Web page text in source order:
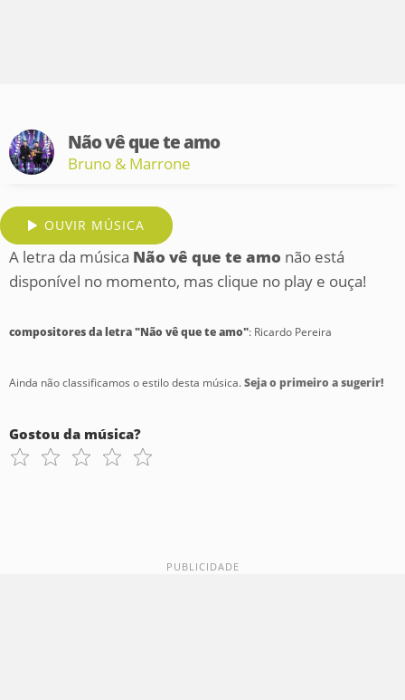
Não vê que te amo
Bruno & Marrone
OUVIR MÚSICA
A letra da música Não vê que te amo não está
disponível no momento, mas clique no play e ouça!
compositores da letra "Não vê que te amo": Ricardo Pereira
Ainda não classificamos o estilo desta música.Seja o primeiro a sugerir!
Gostou da música?